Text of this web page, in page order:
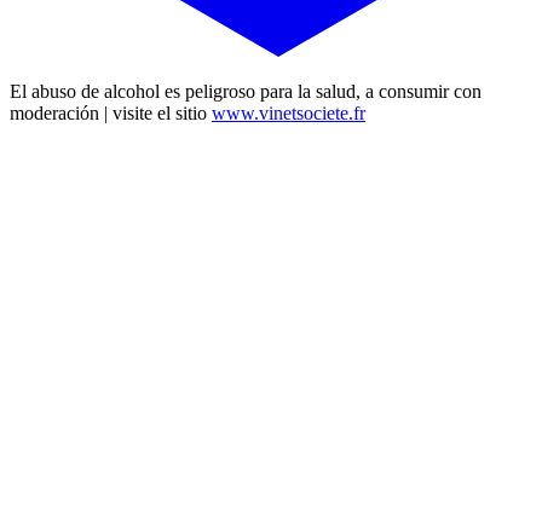
El abuso de alcohol es peligroso para la salud, a consumir con
moderación | visite el sitio www.vinetsociete.fr